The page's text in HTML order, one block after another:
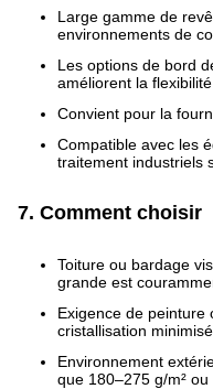
Large gamme de
environnements de
Les options de bord
améliorent la
Convient pour la
Compatible avec les
traitement industriels
7. Comment choisir
Toiture ou bardage
grande est
Exigence de
cristallisation
Environnement
que 180–275 g/m²